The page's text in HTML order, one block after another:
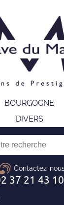
BOURGOGNE
DIVERS